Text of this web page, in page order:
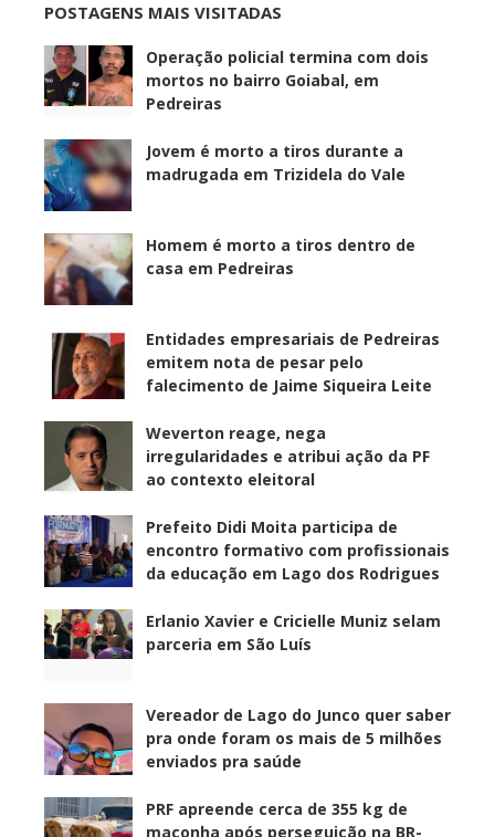
POSTAGENS MAIS VISITADAS
Operação policial termina com dois
mortos no bairro Goiabal, em
Pedreiras
Jovem é morto a tiros durante a
madrugada em Trizidela do Vale
Homem é morto a tiros dentro de
casa em Pedreiras
Entidades empresariais de Pedreiras
emitem nota de pesar pelo
falecimento de Jaime Siqueira Leite
Weverton reage, nega
irregularidades e atribui ação da PF
ao contexto eleitoral
Prefeito Didi Moita participa de
encontro formativo com profissionais
da educação em Lago dos Rodrigues
Erlanio Xavier e Cricielle Muniz selam
parceria em São Luís
Vereador de Lago do Junco quer saber
pra onde foram os mais de 5 milhões
enviados pra saúde
PRF apreende cerca de 355 kg de
maconha após perseguição na BR-